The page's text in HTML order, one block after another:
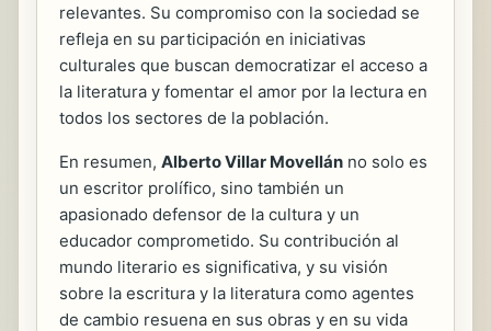
relevantes. Su compromiso con la sociedad se
refleja en su participación en iniciativas
culturales que buscan democratizar el acceso a
la literatura y fomentar el amor por la lectura en
todos los sectores de la población.
En resumen, Alberto Villar Movellán no solo es
un escritor prolífico, sino también un
apasionado defensor de la cultura y un
educador comprometido. Su contribución al
mundo literario es significativa, y su visión
sobre la escritura y la literatura como agentes
de cambio resuena en sus obras y en su vida